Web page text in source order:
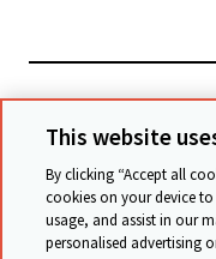
© Cambridge
This website
By clicking “Accept all
cookies on your device
usage, and assist in our
personalised advertising